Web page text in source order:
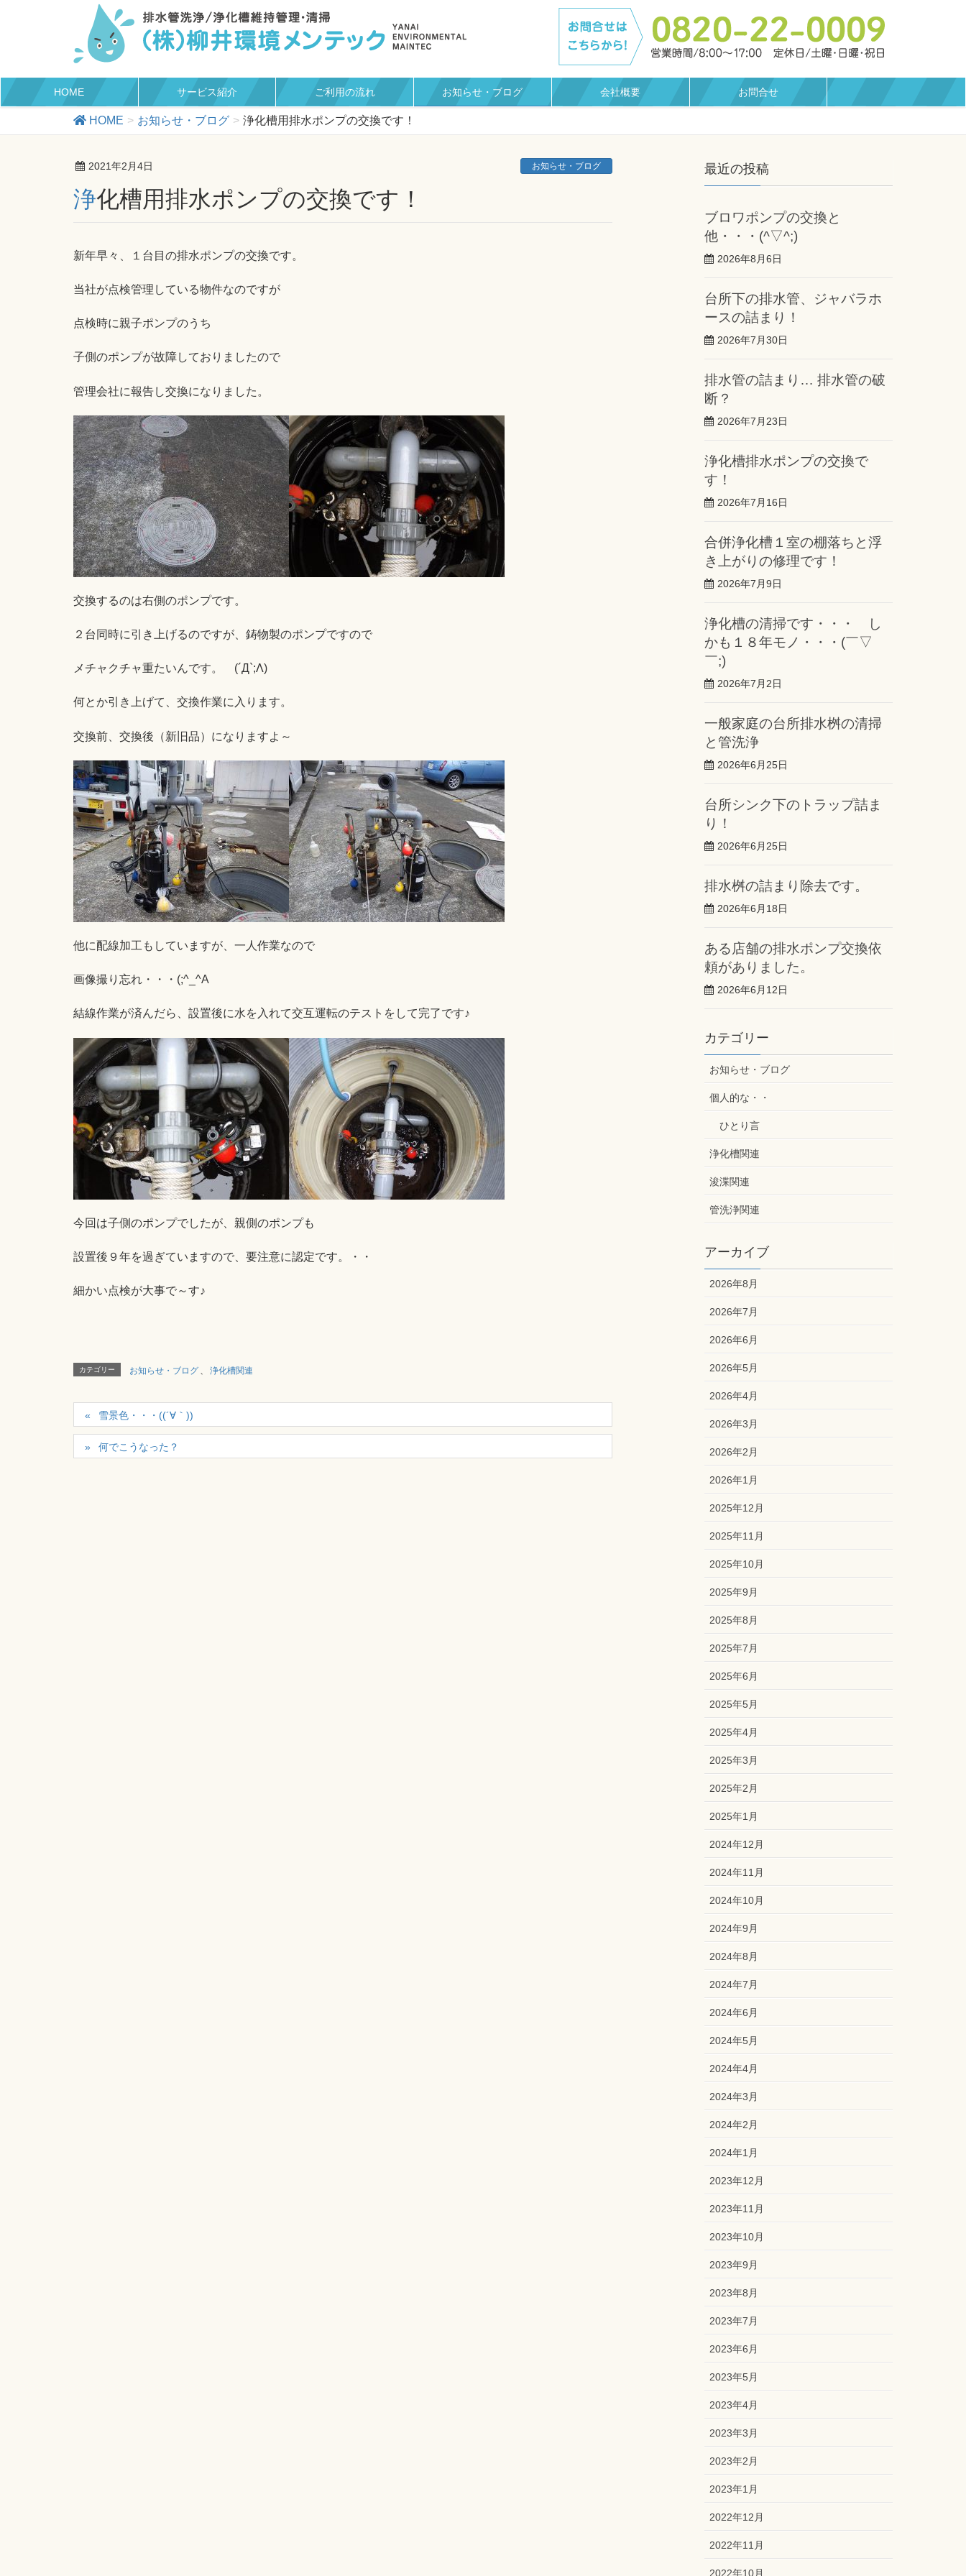
HOME サービス紹介 ご利用の流れ お知らせ・ブログ 会社概要 お問合せ
HOME お知らせ・ブログ 浄化槽用排水ポンプの交換です！
2021年2月4日 お知らせ・ブログ
浄化槽用排水ポンプの交換です！
新年早々、１台目の排水ポンプの交換です。
当社が点検管理している物件なのですが
点検時に親子ポンプのうち
子側のポンプが故障しておりましたので
管理会社に報告し交換になりました。
交換するのは右側のポンプです。
２台同時に引き上げるのですが、鋳物製のポンプですので
メチャクチャ重たいんです。 (´Д`;Λ)
何とか引き上げて、交換作業に入ります。
交換前、交換後（新旧品）になりますよ～
他に配線加工もしていますが、一人作業なので
画像撮り忘れ・・・(;^_^A
結線作業が済んだら、設置後に水を入れて交互運転のテストをして完了です♪
今回は子側のポンプでしたが、親側のポンプも
設置後９年を過ぎていますので、要注意に認定です。・・
細かい点検が大事で～す♪
カテゴリー お知らせ・ブログ 浄化槽関連
雪景色・・・((´∀｀))
何でこうなった？
最近の投稿
ブロワポンプの交換と
他・・・(^▽^;)
2026年8月6日
台所下の排水管、ジャバラホ
ースの詰まり！
2026年7月30日
排水管の詰まり… 排水管の破
断？
2026年7月23日
浄化槽排水ポンプの交換で
す！
2026年7月16日
合併浄化槽１室の棚落ちと浮
き上がりの修理です！
2026年7月9日
浄化槽の清掃です・・・ し
かも１８年モノ・・・(￣▽
￣;)
2026年7月2日
一般家庭の台所排水桝の清掃
と管洗浄
2026年6月25日
台所シンク下のトラップ詰ま
り！
2026年6月25日
排水桝の詰まり除去です。
2026年6月18日
ある店舗の排水ポンプ交換依
頼がありました。
2026年6月12日
カテゴリー
お知らせ・ブログ
個人的な・・
ひとり言
浄化槽関連
浚渫関連
管洗浄関連
アーカイブ
2026年8月
2026年7月
2026年6月
2026年5月
2026年4月
2026年3月
2026年2月
2026年1月
2025年12月
2025年11月
2025年10月
2025年9月
2025年8月
2025年7月
2025年6月
2025年5月
2025年4月
2025年3月
2025年2月
2025年1月
2024年12月
2024年11月
2024年10月
2024年9月
2024年8月
2024年7月
2024年6月
2024年5月
2024年4月
2024年3月
2024年2月
2024年1月
2023年12月
2023年11月
2023年10月
2023年9月
2023年8月
2023年7月
2023年6月
2023年5月
2023年4月
2023年3月
2023年2月
2023年1月
2022年12月
2022年11月
2022年10月